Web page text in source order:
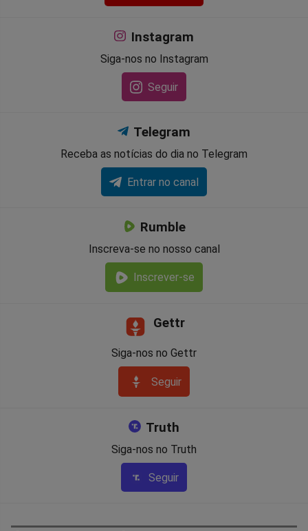
Instagram
Siga-nos no Instagram
Seguir
Telegram
Receba as notícias do dia no Telegram
Entrar no canal
Rumble
Inscreva-se no nosso canal
Inscrever-se
Gettr
Siga-nos no Gettr
Seguir
Truth
Siga-nos no Truth
Seguir